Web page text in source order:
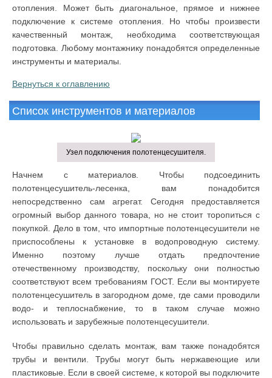
отопления. Может быть диагональное, прямое и нижнее
подключение к системе отопления. Но чтобы произвести
качественный монтаж, необходима соответствующая
подготовка. Любому монтажнику понадобятся определенные
инструменты и материалы.
Вернуться к оглавлению
Список инструментов и материалов
Узел подключения полотенцесушителя.
Начнем с материалов. Чтобы подсоединить
полотенцесушитель-лесенка, вам понадобится
непосредственно сам агрегат. Сегодня предоставляется
огромный выбор данного товара, но не стоит торопиться с
покупкой. Дело в том, что импортные полотенцесушители не
приспособлены к установке в водопроводную систему.
Именно поэтому лучше отдать предпочтение
отечественному производству, поскольку они полностью
соответствуют всем требованиям ГОСТ. Если вы монтируете
полотенцесушитель в загородном доме, где сами проводили
водо- и теплоснабжение, то в таком случае можно
использовать и зарубежные полотенцесушители.
Чтобы правильно сделать монтаж, вам также понадобятся
трубы и вентили. Трубы могут быть нержавеющие или
пластиковые. Если в своей системе, к которой вы подключите